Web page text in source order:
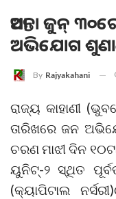
ଆସନ୍ତା ଜୁନ୍‌
ଅଭିଯୋଗ
By Rajyakahani
ରାଜ୍ୟ କାହାଣୀ
ତାରିଖରେ ଜନ
ଚରଣ ମାଝୀ ଦିନ
ୟୁନିଟ୍-୨ ସ୍ଥିତ
(କ୍ୟାପିଟାଲ